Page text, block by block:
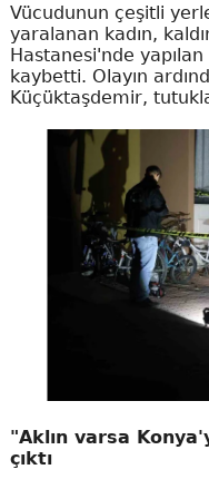
Vücudunun çeşitli
yaralanan kadın,
Hastanesi'nde
kaybetti. Olayın
Küçüktaşdemir,
"Aklın varsa
çıktı